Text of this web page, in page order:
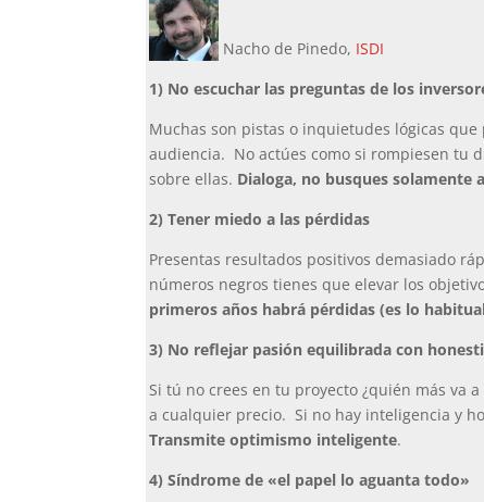
Nacho de Pinedo, ISDI
1) No escuchar las preguntas de los
Muchas son pistas o inquietudes lógicas
audiencia. No actúes como si rompiesen tu
sobre ellas. Dialoga, no busques solamente
2) Tener miedo a las pérdidas
Presentas resultados positivos demasiado
números negros tienes que elevar los
primeros años habrá pérdidas (es lo
3) No reflejar pasión equilibrada con
Si tú no crees en tu proyecto ¿quién más va
a cualquier precio. Si no hay inteligencia y
Transmite optimismo inteligente.
4) Síndrome de «el papel lo aguanta todo»